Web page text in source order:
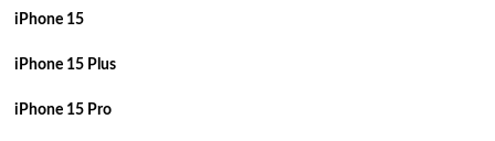
iPhone 15
iPhone 15 Plus
iPhone 15 Pro